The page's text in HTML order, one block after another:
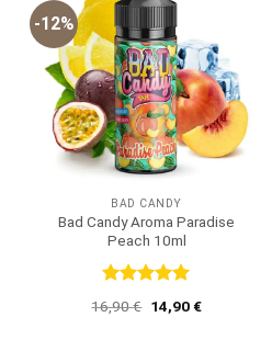
-12%
BAD CANDY
Bad Candy Aroma Paradise
Peach 10ml
Bewertet
mit 5 von
16,90€ Ursprünglicher
Preis
14,90€Aktueller